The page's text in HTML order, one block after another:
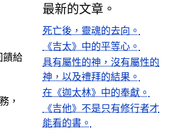
饋給
，
最新的文章。
死亡後，靈魂的去向。
《吉太》中的平等心。
具有屬性的神，沒有屬性的
神，以及禮拜的結果。
在《迦太林》中的奉獻。
《吉他》不是只有修行者才
能看的書。